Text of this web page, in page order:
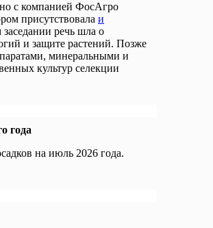
с компанией ФосАгро
присутствовала и
речь шла о
и защите растений. Позже
минеральными и
культур селекции
года
на июль 2026 года.